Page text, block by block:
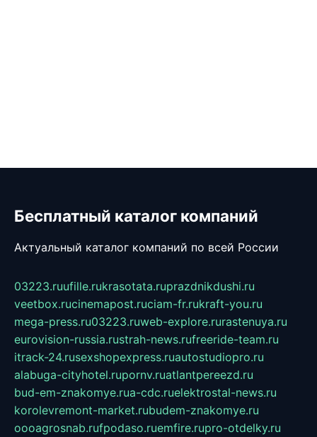
Бесплатный каталог компаний
Актуальный каталог компаний по всей России
03223.ruufille.rukrasotata.ruprazdnikdushi.ru
veetbox.rucinemapost.ruciam-fr.rukraft-you.ru
mega-press.ru03223.ruweb-explore.rurastenuya.ru
eurovision-russia.rustrah-news.rufreeride-team.ru
itrack-24.rusexshopexpress.ruautostudiopro.ru
alabuga-cityhotel.rupornv.ruatlantpereezd.ru
bud-em-znakomye.rua-cdc.ruelektrostal-news.ru
korolevremont-market.rubudem-znakomye.ru
oooagrosnab.rufpodaso.ruemfire.rupro-otdelky.ru